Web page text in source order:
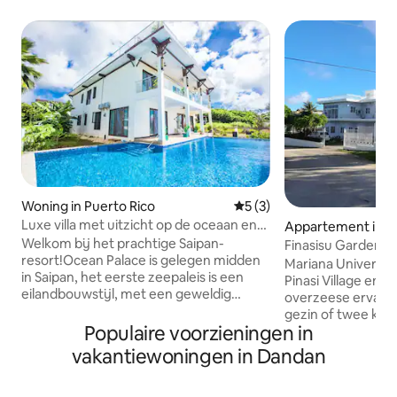
Woning in Puerto Rico Gemiddelde beoordeling
5 (3)
Luxe villa met uitzicht op de oceaan en
zwembad #3 (3 slaapkamers)
Welkom bij het prachtige Saipan-
resort!Ocean Palace is gelegen midden
in Saipan, het eerste zeepaleis is een
eilandbouwstijl, met een geweldig
zien, privé professioneel zwembad
binnen het elektrische hek, omgeven
door bloemen het hele jaar door, frisse
Appartement in
Finasisu Garden
Mariana
Pinasi Village en
overzeese
gezin of twee
moderne woning.
slaapkamer
een queensize
Populaire voorzieningen in
vakantiewoningen in Dandan